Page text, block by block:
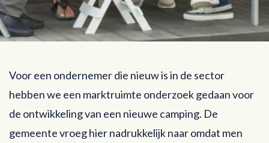
Voor een ondernemer die nieuw is in de sector
hebben we een marktruimte onderzoek gedaan voor
de ontwikkeling van een nieuwe camping. De
gemeente vroeg hier nadrukkelijk naar omdat men